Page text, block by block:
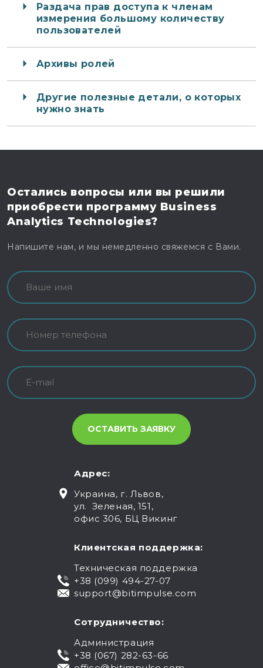
Раздача прав доступа к членам
измерения большому количеству
пользователей
Архивы ролей
Другие полезные детали, о которых
нужно знать
Остались вопросы или вы решили
приобрести программу Business
Analytics Technologies?
Напишите нам, и мы немедленно свяжемся с Вами.
Адрес:
Украина, г. Львов,
ул. Зеленая, 151,
офис 306, БЦ Викинг
Клиентская поддержка:
Техническая поддержка
+38 (099) 494-27-07
support@bitimpulse.com
Сотрудничество:
Администрация
+38 (067) 282-63-66